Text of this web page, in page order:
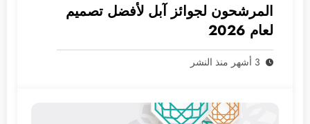
المرشحون لجوائز آبل لأفضل تصميم
لعام 2026
3 أشهر منذ النشر